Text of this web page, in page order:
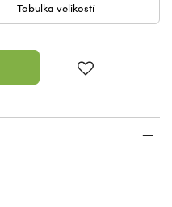
Tabulka velikostí